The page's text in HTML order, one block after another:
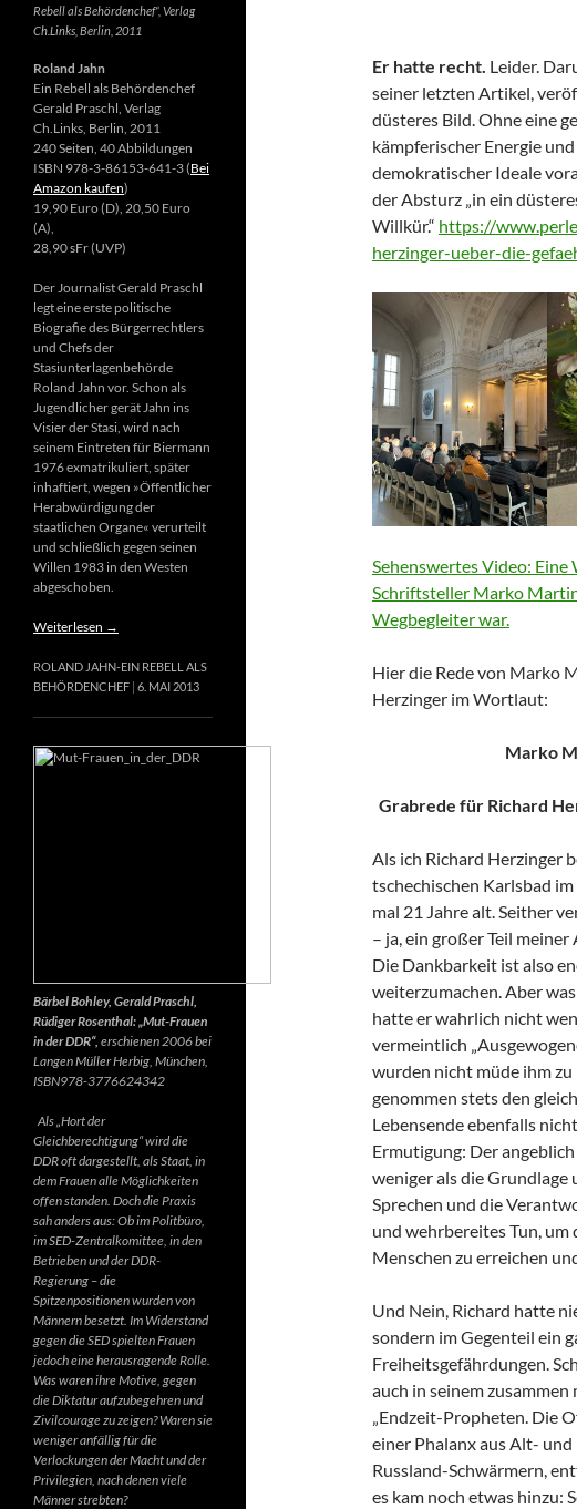
Er hatte recht. Leider.
seiner letzten Artikel,
düsteres Bild. Ohne eine
kämpferischer Energie
demokratischer Ideale
der Absturz „in ein
Willkür.“ https://
herzinger-ueber-die-
Sehenswertes Video:
Schriftsteller Marko
Wegbegleiter war.
Hier die Rede von Marko
Herzinger im Wortlaut:
Marko
Grabrede für Richard
Als ich Richard Herzinger
tschechischen Karlsbad
mal 21 Jahre alt. Seither
– ja, ein großer Teil
Die Dankbarkeit ist also
weiterzumachen. Aber
hatte er wahrlich nicht
vermeintlich
wurden nicht müde ihm
genommen stets den
Lebensende ebenfalls
Ermutigung: Der
weniger als die Grundlage
Sprechen und die
und wehrbereites Tun,
Menschen zu erreichen
Und Nein, Richard hatte
sondern im Gegenteil ein
Freiheitsgefährdungen.
auch in seinem
„Endzeit-Propheten. Die
einer Phalanx aus Alt-
Russland-Schwärmern,
es kam noch etwas hinzu:
Rebell als Behördenchef“, Verlag
Ch.Links, Berlin, 2011
Roland Jahn
Ein Rebell als Behördenchef
Gerald Praschl, Verlag
Ch.Links, Berlin, 2011
240 Seiten, 40 Abbildungen
ISBN 978-3-86153-641-3 (Bei
Amazon kaufen)
19,90 Euro (D), 20,50 Euro
(A),
28,90 sFr (UVP)
Der Journalist Gerald Praschl
legt eine erste politische
Biografie des Bürgerrechtlers
und Chefs der
Stasiunterlagenbehörde
Roland Jahn vor. Schon als
Jugendlicher gerät Jahn ins
Visier der Stasi, wird nach
seinem Eintreten für Biermann
1976 exmatrikuliert, später
inhaftiert, wegen »Öffentlicher
Herabwürdigung der
staatlichen Organe« verurteilt
und schließlich gegen seinen
Willen 1983 in den Westen
abgeschoben.
Weiterlesen →
ROLAND JAHN-EIN REBELL ALS
BEHÖRDENCHEF 6. MAI 2013
Bärbel Bohley, Gerald Praschl,
Rüdiger Rosenthal: „Mut-Frauen
in der DDR“, erschienen 2006 bei
Langen Müller Herbig, München,
ISBN978-3776624342
Als „Hort der
Gleichberechtigung“ wird die
DDR oft dargestellt, als Staat, in
dem Frauen alle Möglichkeiten
offen standen. Doch die Praxis
sah anders aus: Ob im Politbüro,
im SED-Zentralkomittee, in den
Betrieben und der DDR-
Regierung – die
Spitzenpositionen wurden von
Männern besetzt. Im Widerstand
gegen die SED spielten Frauen
jedoch eine herausragende Rolle.
Was waren ihre Motive, gegen
die Diktatur aufzubegehren und
Zivilcourage zu zeigen? Waren sie
weniger anfällig für die
Verlockungen der Macht und der
Privilegien, nach denen viele
Männer strebten?